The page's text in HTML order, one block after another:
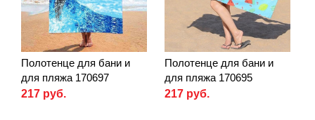
Полотенце для бани и
для пляжа 170697
217 руб.
Полотенце для бани и
для пляжа 170695
217 руб.